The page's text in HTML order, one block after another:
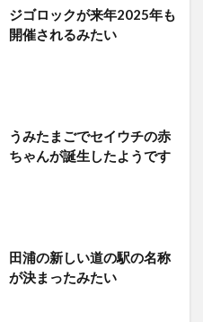
ジゴロックが来年2025年も
開催されるみたい
うみたまごでセイウチの赤
ちゃんが誕生したようです
田浦の新しい道の駅の名称
が決まったみたい